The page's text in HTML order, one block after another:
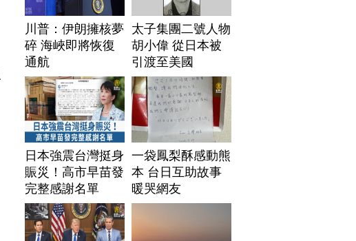
川普：伊朗擁核夢
碎 海峽即將恢復
通航
太子集團二號人物
胡小偉 從日本被
引渡至美國
日本強震台灣挺身
賑災！高市早苗發
完整感謝名單
一袋鳳梨酥感動熊
本 台日互助故事
暖哭網友